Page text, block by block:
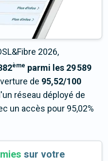
2026,
ème parmi les 29 589
de 95,52/100
réseau déployé de
un accès pour 95,02%
sur votre